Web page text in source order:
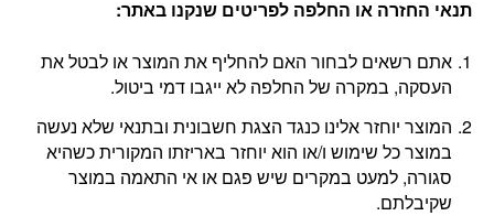
תנאי החזרה או החלפה לפריטים שנקנו באתר:
אתם רשאים לבחור האם להחליף את המוצר או לבטל את
העסקה, במקרה של החלפה לא ייגבו דמי ביטול.
המוצר יוחזר אלינו כנגד הצגת חשבונית ובתנאי שלא נעשה
במוצר כל שימוש ו/או הוא יוחזר באריזתו המקורית כשהיא
סגורה, למעט במקרים שיש פגם או אי התאמה במוצר
שקיבלתם.